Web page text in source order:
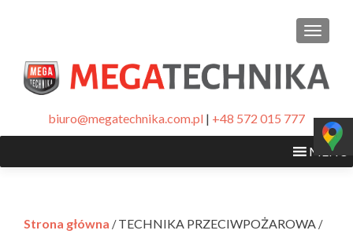
biuro@megatechnika.com.pl | +48 572 015 777
MENU
Strona główna /TECHNIKA PRZECIWPOŻAROWA/